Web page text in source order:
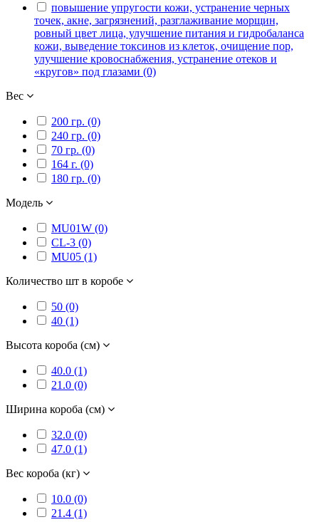
повышение упругости кожи, устранение черных
точек, акне, загрязнений, разглаживание морщин,
ровный цвет лица, улучшение питания и гидробаланса
кожи, выведение токсинов из клеток, очищение пор,
улучшение кровоснабжения, устранение отеков и
«кругов» под глазами (0)
Вес
200 гр. (0)
240 гр. (0)
70 гр. (0)
164 г. (0)
180 гр. (0)
Модель
MU01W (0)
CL-3 (0)
MU05 (1)
Количество шт в коробе
50 (0)
40 (1)
Высота короба (см)
40.0 (1)
21.0 (0)
Ширина короба (см)
32.0 (0)
47.0 (1)
Вес короба (кг)
10.0 (0)
21.4 (1)